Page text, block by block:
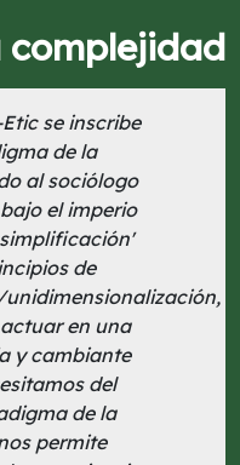
complejidad
se inscribe
de la
al sociólogo
el imperio
de
en una
y cambiante
del
de la
permite